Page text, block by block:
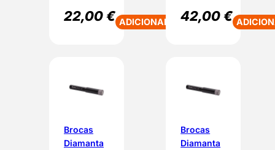
22,00€ ADICIONAR 42,00€
Brocas
Diamanta
Brocas
Diamanta